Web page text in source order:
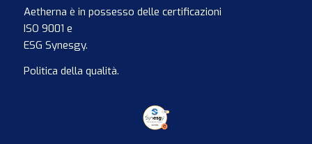
Aetherna è in possesso delle certificazioni
ISO 9001 e
ESG Synesgy.
Politica della qualità.